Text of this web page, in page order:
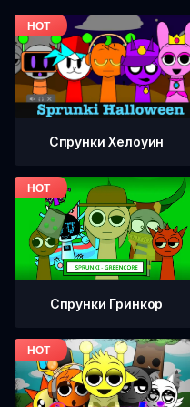
Спрунки Хелоуин
Спрунки Гринкор